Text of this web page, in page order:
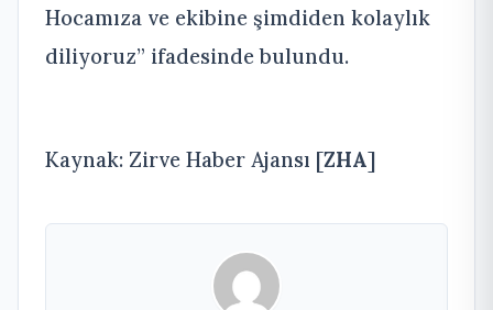
Hocamıza ve ekibine şimdiden kolaylık
diliyoruz” ifadesinde bulundu.
Kaynak: Zirve Haber Ajansı [ZHA]